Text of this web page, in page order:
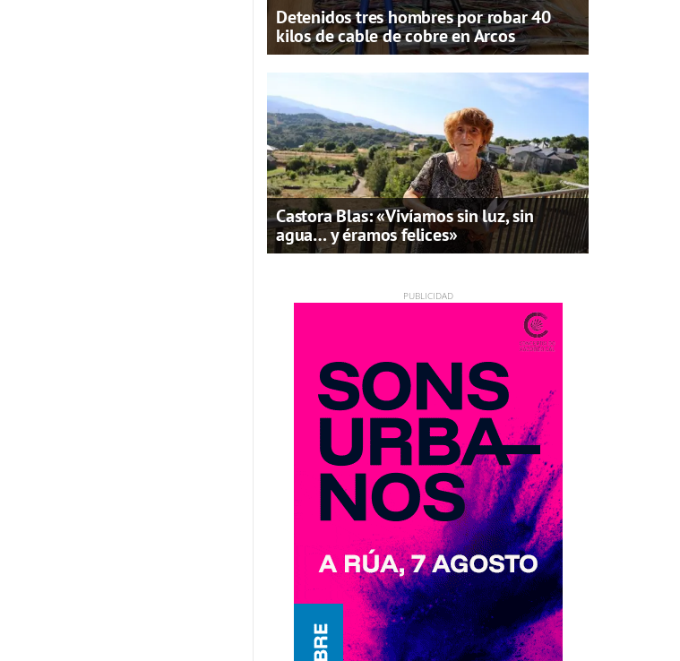
Detenidos tres hombres por robar 40
kilos de cable de cobre en Arcos
Castora Blas: «Vivíamos sin luz, sin
agua… y éramos felices»